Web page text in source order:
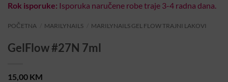
Rok isporuke: Isporuka naručene robe traje 3-4 radna dana.
POČETNA MARILYNAILS MARILYNAILS GEL FLOW TRAJNI LAKOVI
GelFlow #27N 7ml
15,00 KM